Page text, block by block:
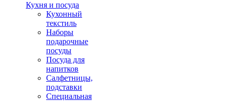
Кухня и посуда
Кухонный
текстиль
Наборы
подарочные
посуды
Посуда для
напитков
Салфетницы,
подставки
Специальная